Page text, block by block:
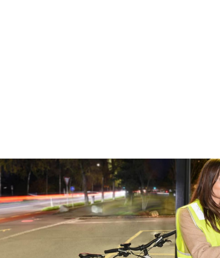
Polizei, Zoll